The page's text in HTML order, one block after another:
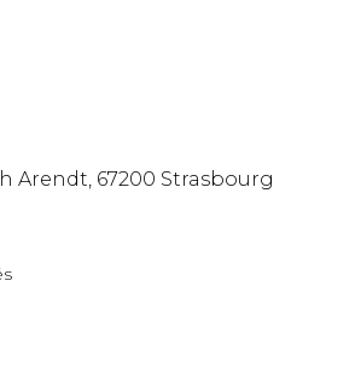
Arendt, 67200 Strasbourg